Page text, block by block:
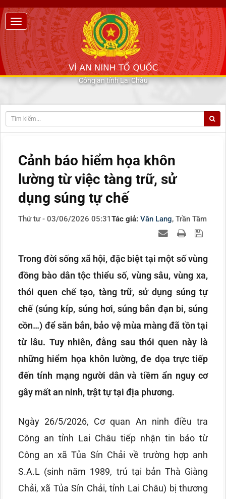
Công an tỉnh Lai Châu
Cảnh báo hiểm họa khôn
lường từ việc tàng trữ, sử
dụng súng tự chế
Thứ tư - 03/06/2026 05:31Tác giả: Văn Lang, Trần Tâm
Trong đời sống xã hội, đặc biệt tại một số vùng
đồng bào dân tộc thiểu số, vùng sâu, vùng xa,
thói quen chế tạo, tàng trữ, sử dụng súng tự
chế (súng kíp, súng hơi, súng bắn đạn bi, súng
cồn…) để săn bắn, bảo vệ mùa màng đã tồn tại
từ lâu. Tuy nhiên, đằng sau thói quen này là
những hiểm họa khôn lường, đe dọa trực tiếp
đến tính mạng người dân và tiềm ẩn nguy cơ
gây mất an ninh, trật tự tại địa phương.
Ngày 26/5/2026, Cơ quan An ninh điều tra
Công an tỉnh Lai Châu tiếp nhận tin báo từ
Công an xã Tủa Sín Chải về trường hợp anh
S.A.L (sinh năm 1989, trú tại bản Thà Giàng
Chải, xã Tủa Sín Chải, tỉnh Lai Châu) bị thương